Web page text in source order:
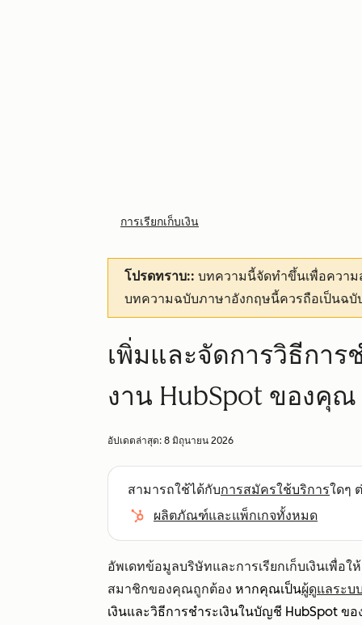
การเรียกเก็บเงิน
โปรดทราบ:: บทความนี้จัดทำขึ้นเพื่อควา
บทความฉบับภาษาอังกฤษนี้ควรถือเป็นฉ
เพิ่มและจัดการวิธีการ
งาน HubSpot ของคุณ
อัปเดตล่าสุด: 8 มิถุนายน 2026
สามารถใช้ได้กับการสมัครใช้บริการใดๆ
ผลิตภัณฑ์และแพ็กเกจทั้งหมด
อัพเดทข้อมูลบริษัทและการเรียกเก็บเงินเพื่อ
สมาชิกของคุณถูกต้อง หากคุณเป็นผู้ดูแลระบ
เงินและวิธีการชำระเงินในบัญชี HubSpot ข